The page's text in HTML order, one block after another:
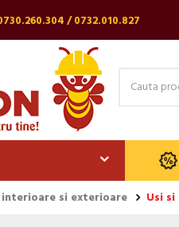
/ 0732.010.827
si exterioare Usi